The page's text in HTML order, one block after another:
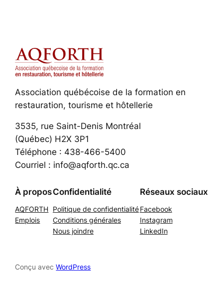
Association québécoise de la formation en
restauration, tourisme et hôtellerie
3535, rue Saint-Denis Montréal
(Québec) H2X 3P1
Téléphone : 438-466-5400
Courriel : info@aqforth.qc.ca
À propos
AQFORTH
Emplois
Confidentialité
Politique de confidentialité
Conditions générales
Nous joindre
Réseaux sociaux
Facebook
Instagram
LinkedIn
Conçu avecWordPress